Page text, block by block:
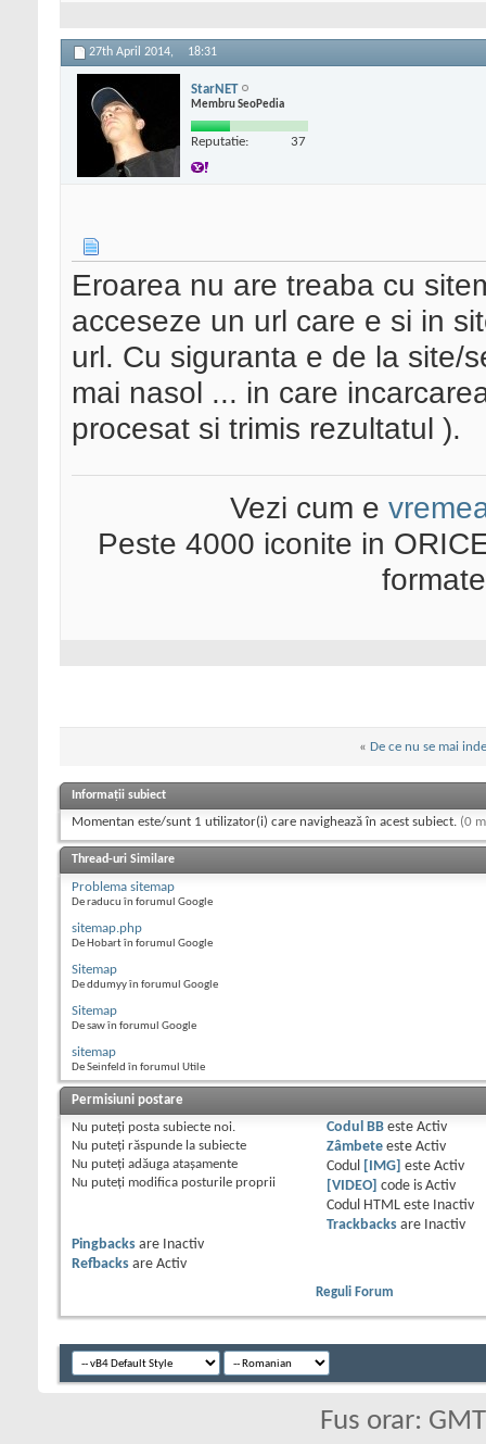
27th April 2014, 18:31
StarNET
Membru SeoPedia
Reputatie: 37
Eroarea nu are treaba cu
acceseze un url care e si in
url. Cu siguranta e de la site/
mai nasol ... in care
procesat si trimis rezultatul ).
Vezi cum e
Peste 4000 iconite in
« De ce nu se mai
Informații subiect
Momentan este/sunt 1 utilizator(i) care navighează în acest subiect. (0
Thread-uri Similare
Problema sitemap
De raducu în forumul Google
sitemap.php
De Hobart în forumul Google
Sitemap
De ddumyy în forumul Google
Sitemap
De saw în forumul Google
sitemap
De Seinfeld în forumul Utile
Permisiuni postare
Nu puteţi posta subiecte noi.
Nu puteţi răspunde la subiecte
Nu puteţi adăuga ataşamente
Nu puteţi modifica posturile proprii
Codul BBeste Activ
Zâmbeteeste Activ
Codul
[IMG] este Activ
[VIDEO]
code is Activ
Codul HTML este
Inactiv
Trackbacksare
Inactiv
Pingbacks are
Inactiv
Refbacks are Activ
Reguli Forum
Fus orar: